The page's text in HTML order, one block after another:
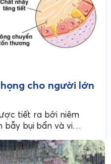
cho người lớn
tiết ra bởi niêm
bẫy bụi bẩn và vi